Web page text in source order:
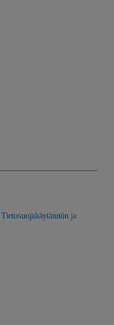
Tietosuojakäytännön ja